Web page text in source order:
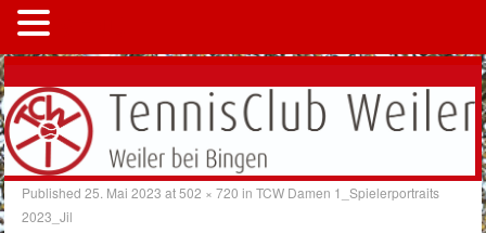
Published25. Mai 2023 at502 × 720 inTCW Damen 1_Spielerportraits
2023_Jil